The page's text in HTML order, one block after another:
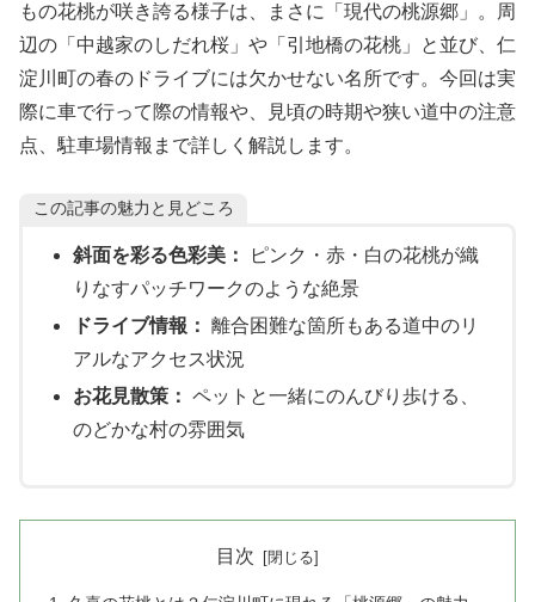
もの花桃が咲き誇る様子は、まさに「現代の桃源郷」。周
辺の「中越家のしだれ桜」や「引地橋の花桃」と並び、仁
淀川町の春のドライブには欠かせない名所です。今回は実
際に車で行って際の情報や、見頃の時期や狭い道中の注意
点、駐車場情報まで詳しく解説します。
この記事の魅力と見どころ
斜面を彩る色彩美：
ピンク・赤・白の花桃が織
りなすパッチワークのような絶景
ドライブ情報： 離合困難な箇所もある道中のリ
アルなアクセス状況
お花見散策： ペットと一緒にのんびり歩ける、
のどかな村の雰囲気
目次